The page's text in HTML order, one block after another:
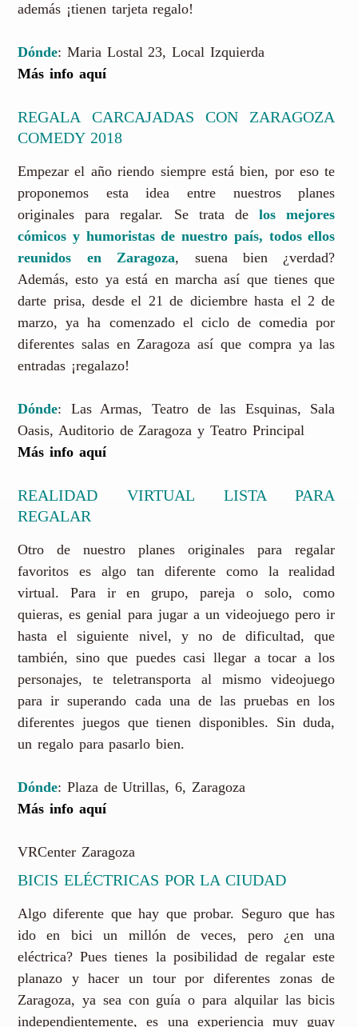
además ¡tienen tarjeta regalo!
Dónde: Maria Lostal 23, Local Izquierda
Más info aquí
REGALA CARCAJADAS CON ZARAGOZA
COMEDY 2018
Empezar el año riendo siempre está bien, por eso te
proponemos esta idea entre nuestros planes
originales para regalar. Se trata delos mejores
cómicos y humoristas de nuestro país, todos ellos
reunidos en Zaragoza, suena bien ¿verdad?
Además, esto ya está en marcha así que tienes que
darte prisa, desde el 21 de diciembre hasta el 2 de
marzo, ya ha comenzado el ciclo de comedia por
diferentes salas en Zaragoza así que compra ya las
entradas ¡regalazo!
Dónde: Las Armas, Teatro de las Esquinas, Sala
Oasis, Auditorio de Zaragoza y Teatro Principal
Más info aquí
REALIDAD VIRTUAL LISTA PARA
REGALAR
Otro de nuestro planes originales para regalar
favoritos es algo tan diferente como la realidad
virtual. Para ir en grupo, pareja o solo, como
quieras, es genial para jugar a un videojuego pero ir
hasta el siguiente nivel, y no de dificultad, que
también, sino que puedes casi llegar a tocar a los
personajes, te teletransporta al mismo videojuego
para ir superando cada una de las pruebas en los
diferentes juegos que tienen disponibles. Sin duda,
un regalo para pasarlo bien.
Dónde: Plaza de Utrillas, 6, Zaragoza
Más info aquí
VRCenter Zaragoza
BICIS ELÉCTRICAS POR LA CIUDAD
Algo diferente que hay que probar. Seguro que has
ido en bici un millón de veces, pero ¿en una
eléctrica? Pues tienes la posibilidad de regalar este
planazo y hacer un tour por diferentes zonas de
Zaragoza, ya sea con guía o para alquilar las bicis
independientemente, es una experiencia muy guay